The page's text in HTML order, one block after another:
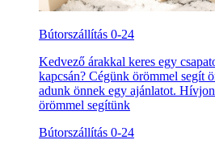
Bútorszállítás 0-24
Kedvező árakkal keres egy
kapcsán? Cégünk örömmel segít
adunk önnek egy ajánlatot.
örömmel segítünk
Bútorszállítás 0-24